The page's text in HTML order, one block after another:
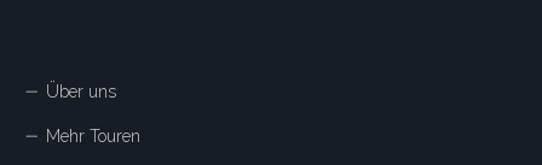
Über uns
Mehr Touren